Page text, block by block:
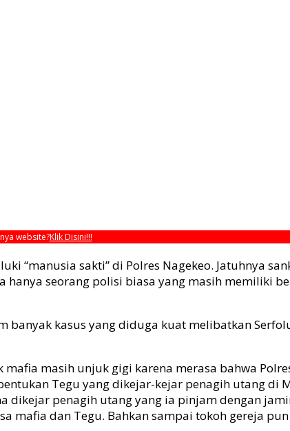
website?Klik Disini!!!
“manusia sakti” di Polres Nagekeo. Jatuhnya
seorang polisi biasa yang masih memiliki
kasus yang diduga kuat melibatkan
masih unjuk gigi karena merasa bahwa
Tegu yang dikejar-kejar penagih utang di
dikejar penagih utang yang ia pinjam dengan
mafia dan Tegu. Bahkan sampai tokoh gereja